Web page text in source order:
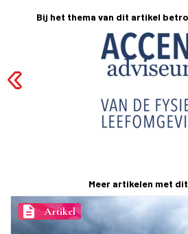
Bij het thema van dit artikel
Meer artikelen met
description Artikel